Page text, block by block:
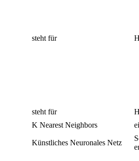
steht für
steht für
K Nearest Neighbors
Künstliches Neuronales Netz